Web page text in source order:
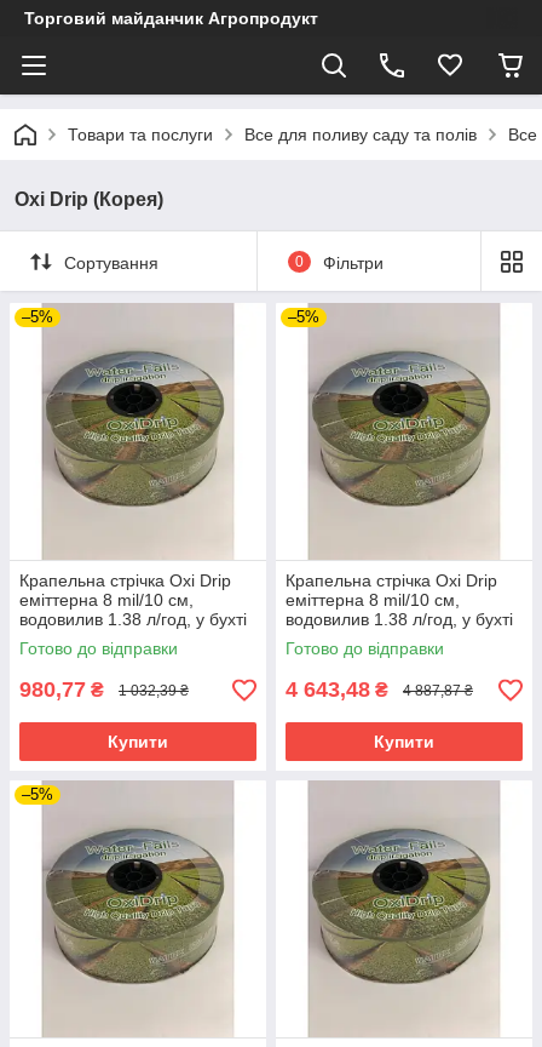
Торговий майданчик Агропродукт
Товари та послуги Все для поливу саду та полів Все
Oxi Drip (Корея)
Сортування 0 Фільтри
–5%
Крапельна стрічка Oxi Drip
еміттерна 8 mil/10 см,
водовилив 1.38 л/год, у бухті
500 м
Готово до відправки
980,77 ₴ 1 032,39 ₴
Купити
–5%
Крапельна стрічка Oxi Drip
еміттерна 8 mil/10 см,
водовилив 1.38 л/год, у бухті
2500 м
Готово до відправки
4 643,48 ₴ 4 887,87 ₴
Купити
–5%